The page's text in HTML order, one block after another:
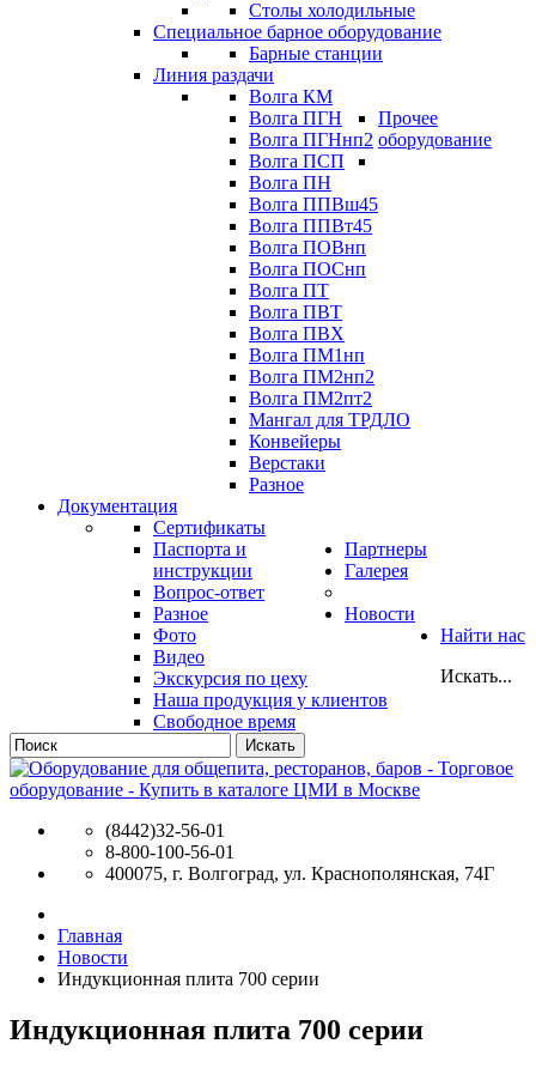
Столы холодильные
Специальное барное оборудование
Барные станции
Линия раздачи
Волга КМ
Волга ПГН
Волга ПГНнп2
Волга ПСП
Волга ПН
Волга ППВш45
Волга ППВт45
Волга ПОВнп
Волга ПОСнп
Волга ПТ
Волга ПВТ
Волга ПВХ
Волга ПМ1нп
Волга ПМ2нп2
Волга ПМ2пт2
Прочее
оборудование
Мангал для ТРДЛО
Конвейеры
Верстаки
Разное
Документация
Сертификаты
Паспорта и
инструкции
Вопрос-ответ
Разное
Партнеры
Галерея
Фото
Видео
Экскурсия по цеху
Наша продукция у клиентов
Свободное время
Новости
Найти нас
Искать...
Искать
(8442)32-56-01
8-800-100-56-01
400075, г. Волгоград, ул. Краснополянская, 74Г
Главная
Новости
Индукционная плита 700 серии
Индукционная плита 700 серии